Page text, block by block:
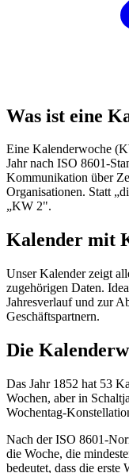
Was ist eine
Eine Kalenderwoche
Jahr nach ISO 8601-
Kommunikation über
Organisationen. Statt
„KW 2".
Kalender mit
Unser Kalender zeigt
zugehörigen Daten.
Jahresverlauf und zur
Geschäftspartnern.
Die
Das Jahr 1852 hat 53
Wochen, aber in
Wochentag-
Nach der ISO 8601-
die Woche, die
bedeutet, dass die erste